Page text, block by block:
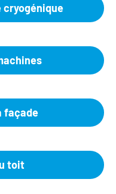
cryogénique
façade
toit